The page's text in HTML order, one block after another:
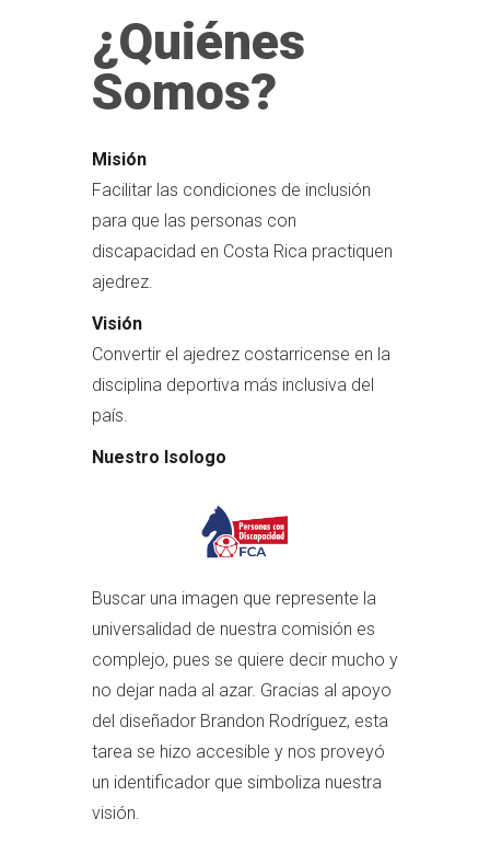
¿Quiénes
Somos?
Misión
Facilitar las condiciones de inclusión
para que las personas con
discapacidad en Costa Rica practiquen
ajedrez.
Visión
Convertir el ajedrez costarricense en la
disciplina deportiva más inclusiva del
país.
Nuestro Isologo
Buscar una imagen que represente la
universalidad de nuestra comisión es
complejo, pues se quiere decir mucho y
no dejar nada al azar. Gracias al apoyo
del diseñador Brandon Rodríguez, esta
tarea se hizo accesible y nos proveyó
un identificador que simboliza nuestra
visión.